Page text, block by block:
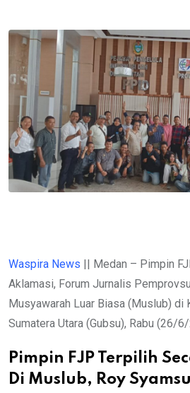
Waspira News || Medan – Pimpin
Aklamasi, Forum Jurnalis
Musyawarah Luar Biasa (Muslub) di
Sumatera Utara (Gubsu), Rabu (26/
Pimpin FJP Terpilih
Di Muslub, Roy